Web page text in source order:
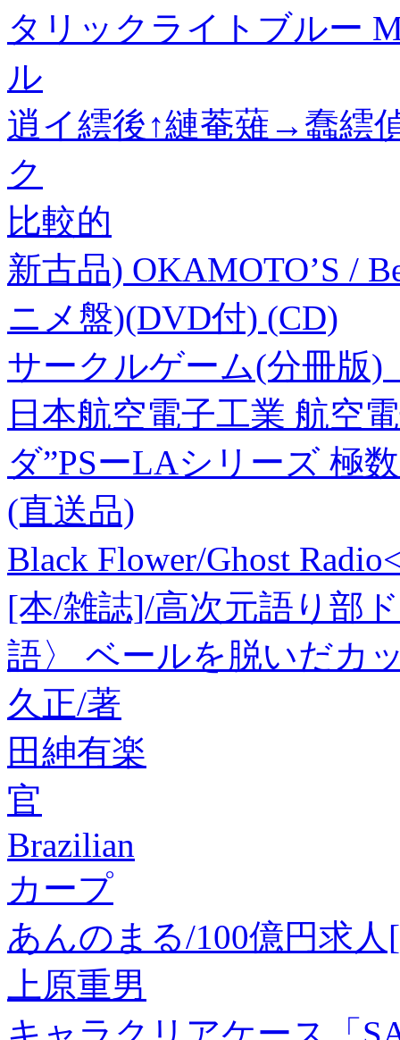
タリックライトブルー
ル
逍イ繧後↑縺菴薙→蠢繧
ク
比較的
新古品) OKAMOTO’S /
ニメ盤)(DVD付) (CD)
サークルゲーム(分冊版)
日本航空電子工業 航空
ダ”PSーLAシリーズ 極
(直送品)
Black Flower/Ghost
[本/雑誌]/高次元語り部
語〉 ベールを脱いだカ
久正/著
田紳有楽
官
Brazilian
カープ
あんのまる/100億円求人
上原重男